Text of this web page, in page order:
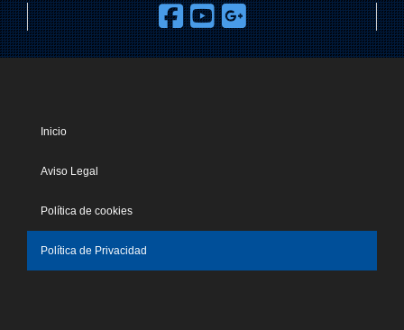
Inicio
Aviso Legal
Política de cookies
Política de Privacidad